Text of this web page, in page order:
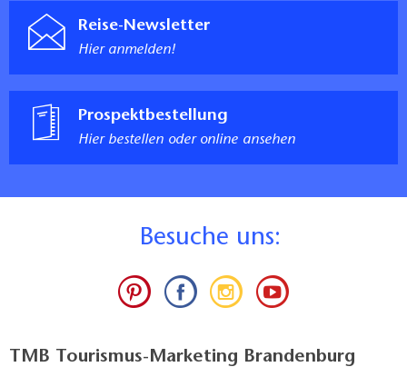
Reise-Newsletter
Hier anmelden!
Prospektbestellung
Hier bestellen oder online ansehen
Besuche uns:
TMB Tourismus-Marketing Brandenburg